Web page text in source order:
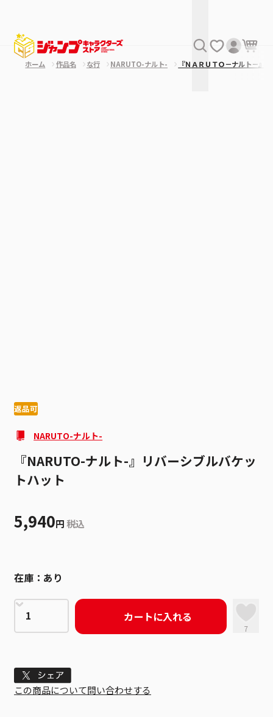
ホーム 作品名 な行 NARUTO-ナルト- 『ＮＡＲＵＴＯ－ナルト－
返品可
NARUTO-ナルト-
『NARUTO-ナルト-』リバーシブルバケッ
トハット
5,940円 税込
在庫： あり
カートに入れる
7
Tweet
この商品について問い合わせする